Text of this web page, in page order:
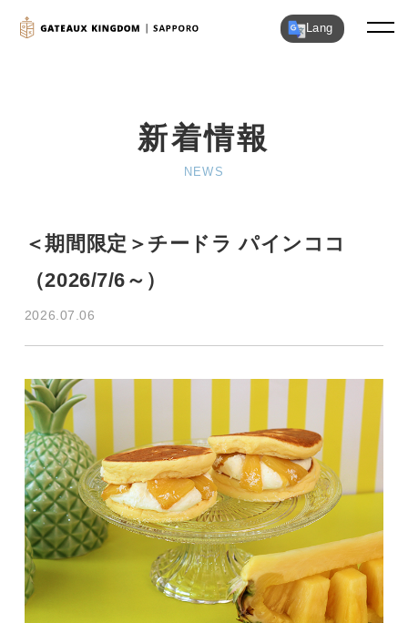
Lang
新着情報
NEWS
＜期間限定＞チードラ パインココ
（2026/7/6～）
2026.07.06